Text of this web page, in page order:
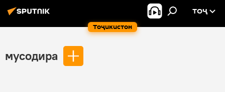
Тоҷикистон
ТОҶ
мусодира